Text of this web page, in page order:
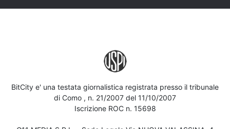
BitCity e' una testata giornalistica registrata presso il tribunale
di Como , n. 21/2007 del 11/10/2007
Iscrizione ROC n. 15698